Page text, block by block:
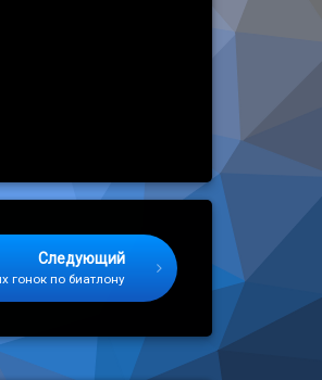
Следующий
гонок по биатлону